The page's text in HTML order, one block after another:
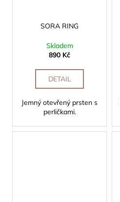
SORA RING
Skladem
890 Kč
DETAIL
Jemný otevřený prsten s
perličkami.